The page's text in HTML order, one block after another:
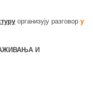
организују разговор у
И